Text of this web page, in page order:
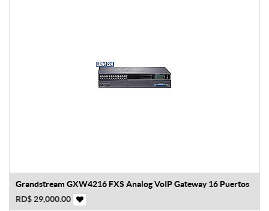
Grandstream GXW4216 FXS Analog VoIP Gateway 16 Puertos
RD$29,000.00